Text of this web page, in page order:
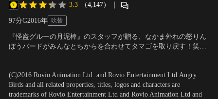
3.3 （4,147） ｜
97分G2016年 吹替
『怪盗グルーの月泥棒』のスタッフが贈る、なかま外れの怒りん
ぼうバードがみんなとちからを合わせてタマゴを取り戻す！笑い
って島にやってきて、大事なタマゴが盗まれる大事件がおこる！
(C)2016 Rovio Animation Ltd. and Rovio Entertainment Ltd.Angry
Birds and all related properties, titles, logos and characters are
trademarks of Rovio Entertainment Ltd and Rovio Animation Ltd and